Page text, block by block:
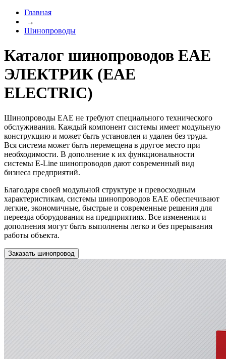
Главная
→
Шинопроводы
Каталог шинопроводов ЕАЕ
ЭЛЕКТРИК (EAE
ELECTRIC)
Шинопроводы EAE не требуют специального технического
обслуживания. Каждый компонент системы имеет модульную
конструкцию и может быть установлен и удален без труда.
Вся система может быть перемещена в другое место при
необходимости. В дополнение к их функциональности
системы E-Line шинопроводов дают современный вид
бизнеса предприятий.
Благодаря своей модульной структуре и превосходным
характеристикам, системы шинопроводов EAE обеспечивают
легкие, экономичные, быстрые и современные решения для
переезда оборудования на предприятиях. Все изменения и
дополнения могут быть выполнены легко и без прерывания
работы объекта.
Заказать шинопровод